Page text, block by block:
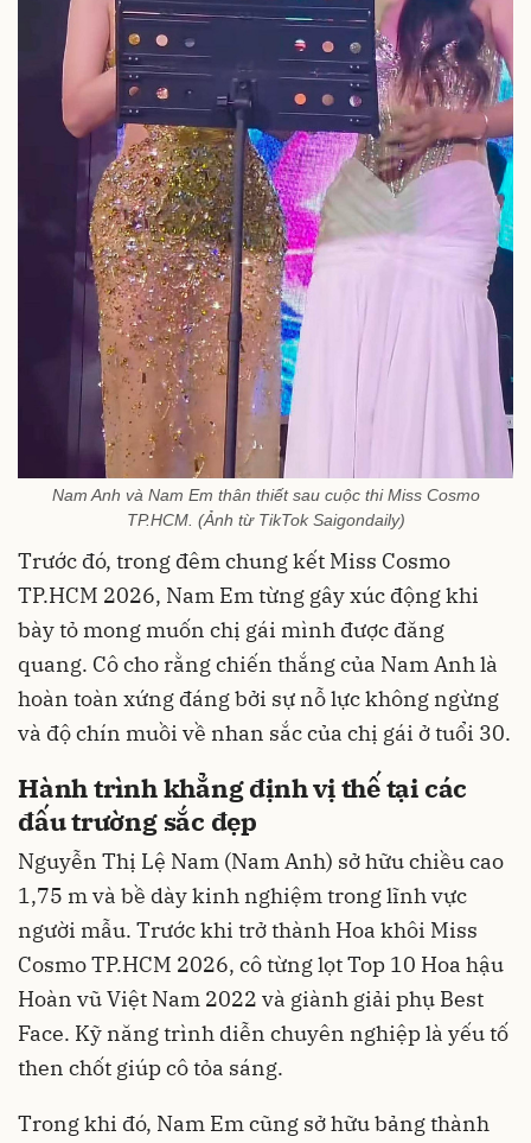
Nam Anh và Nam Em thân thiết sau cuộc thi Miss Cosmo
TP.HCM. (Ảnh từ TikTok Saigondaily)
Trước đó, trong đêm chung kết Miss Cosmo
TP.HCM 2026, Nam Em từng gây xúc động khi
bày tỏ mong muốn chị gái mình được đăng
quang. Cô cho rằng chiến thắng của Nam Anh là
hoàn toàn xứng đáng bởi sự nỗ lực không ngừng
và độ chín muồi về nhan sắc của chị gái ở tuổi 30.
Hành trình khẳng định vị thế tại các
đấu trường sắc đẹp
Nguyễn Thị Lệ Nam (Nam Anh) sở hữu chiều cao
1,75 m và bề dày kinh nghiệm trong lĩnh vực
người mẫu. Trước khi trở thành Hoa khôi Miss
Cosmo TP.HCM 2026, cô từng lọt Top 10 Hoa hậu
Hoàn vũ Việt Nam 2022 và giành giải phụ Best
Face. Kỹ năng trình diễn chuyên nghiệp là yếu tố
then chốt giúp cô tỏa sáng.
Trong khi đó, Nam Em cũng sở hữu bảng thành